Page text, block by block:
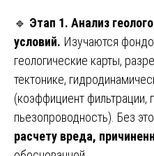
🔹 Этап 1. Анализ
условий. Изучаются
геологические карты,
тектонике,
(коэффициент фильтрации,
пьезопроводность). Без
расчету вреда,